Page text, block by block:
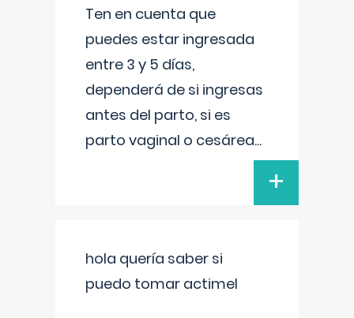
Ten en cuenta que
puedes estar ingresada
entre 3 y 5 días,
dependerá de si ingresas
antes del parto, si es
parto vaginal o cesárea...
+
hola quería saber si
puedo tomar actimel